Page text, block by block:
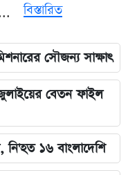
বিস্তারিত
সৌজন্য সাক্ষাৎ
জুলাইয়ের বেতন ফাইল
১৬ বাংলাদেশি